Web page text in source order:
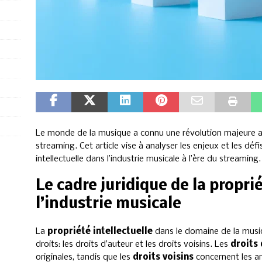
Le monde de la musique a connu une révolution majeure
streaming. Cet article vise à analyser les enjeux et les
intellectuelle dans l’industrie musicale à l’ère du streaming.
Le cadre juridique de la
l’industrie musicale
La propriété intellectuelledans le domaine de la
droits: les droits d’auteur et les droits voisins. Les droits
originales, tandis que les droits voisinsconcernent les